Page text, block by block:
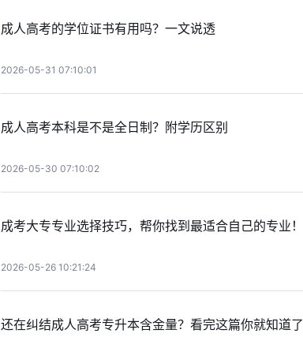
成人高考的学位证书有用吗？一文说透
2026-05-31 07:10:01
成人高考本科是不是全日制？附学历区别
2026-05-30 07:10:02
成考大专专业选择技巧，帮你找到最适合自己的专业！
2026-05-26 10:21:24
还在纠结成人高考专升本含金量？看完这篇你就知道了